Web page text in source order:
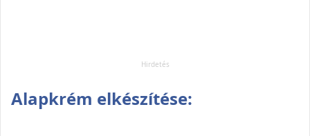
Alapkrém elkészítése: